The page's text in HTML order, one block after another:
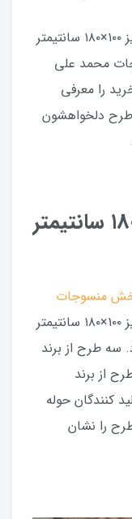
در ادامه تنوع طرح حوله نخی یزد، سایز ۱۰۰×۱۸۰ سانتیمتر
محمد علی
را معرفی
طرح دلخواهشون
منسوجات
، حوله های نخی بدون ریشه با سایز ۱۰۰×۱۸۰ سانتیمتر
سه طرح از برند
از برند
کنندگان حوله
را نشان